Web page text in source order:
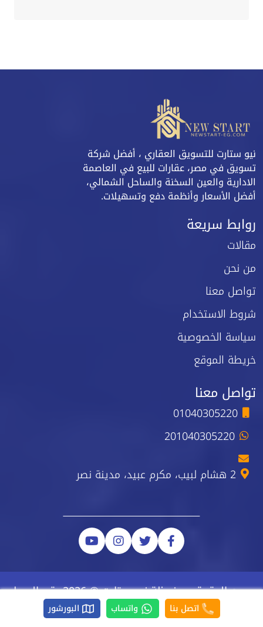
نيو ستارت للتسويق العقاري ، أفضل شركة
تسويق في مصر، عقارات للبيع في العاصمة
الادارية والعين السخنة والساحل الشمالي،
أفضل الأسعار وأنظمة دفع وتسهيلات.
روابط سريعة
مقالات
من نحن
تواصل معنا
شروط الاستخدام
سياسة الخصوصية
خريطة الموقع
تواصل معنا
01040305220
201040305220
2 هشام لبيب، مكرم عبيد، مدينة نصر
جميع الحقوق محفوظة نيو ستارت © 2026 رقم السجل
الضريبي 223-743-723اتصل بنا واتساب البورشور